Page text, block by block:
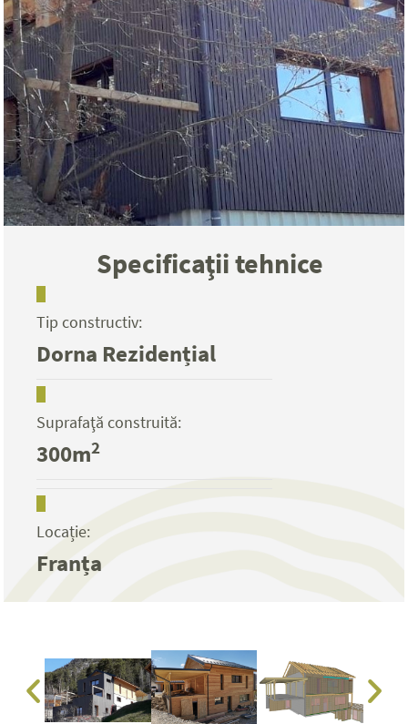
Specificaţii tehnice
Tip constructiv:
Dorna Rezidențial
Suprafaţă construită:
300m2
Locație:
Franța